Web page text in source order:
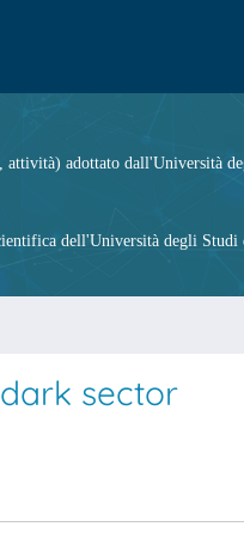
adottato dall'Università
dell'Università degli
sector